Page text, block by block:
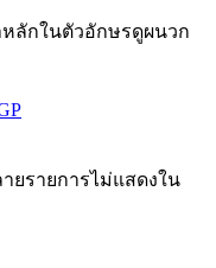
ลักในตัวอักษรดูผนวก
ยรายการไม่แสดงใน